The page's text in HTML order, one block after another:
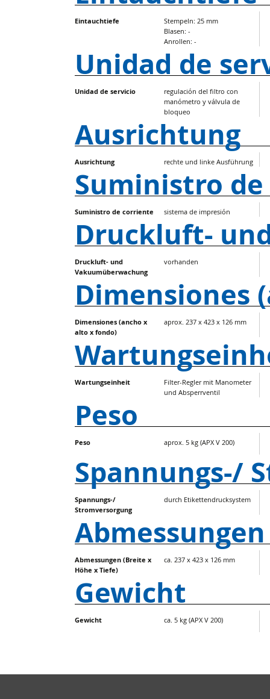
Eintauchtiefe
Stempeln: 25 mm
Blasen: -
Anrollen: -
Unidad de
Unidad de servicio
regulación del filtro con
manómetro y válvula de
bloqueo
Ausrichtung
Ausrichtung rechte und linke Ausführung
Suministro
Suministro de corriente sistema de impresión
Druckluft-
Druckluft- und
Vakuumüberwachung
vorhanden
Dimensiones
Dimensiones (ancho x
alto x fondo)
aprox. 237 x 423 x 126 mm
Wartungseinheit
Filter-Regler mit Manometer
und Absperrventil
Peso
Peso aprox. 5 kg (APX V 200)
Spannungs-/
Spannungs-/
Stromversorgung
durch Etikettendrucksystem
Abmessungen (Breite x
Höhe x Tiefe)
ca. 237 x 423 x 126 mm
Gewicht
Gewicht ca. 5 kg (APX V 200)